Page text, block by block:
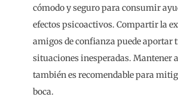
cómodo y seguro para consumir
efectos psicoactivos. Compartir la
amigos de confianza puede aportar
situaciones inesperadas. Mantener
también es recomendable para
boca.